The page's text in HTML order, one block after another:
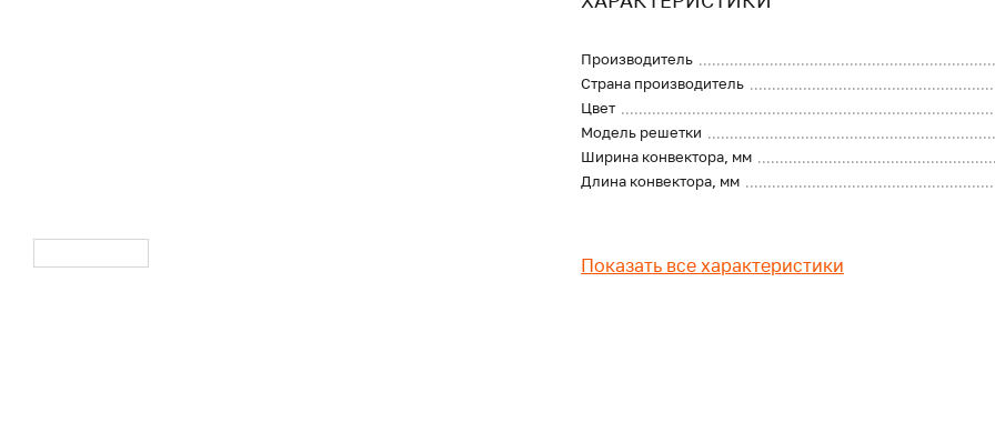
Производитель
Страна производитель
Цвет
Модель решетки
Ширина конвектора, мм
Длина конвектора, мм
Показать все характеристики